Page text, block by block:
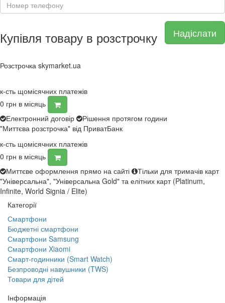
Надіслати
Купівля товару в розстрочку
Розстрочка skymarket.ua
к-сть щомісячних платежів
0 грн в місяць
Електронний договір
Рішення протягом години
"Миттєва розстрочка" від ПриватБанк
к-сть щомісячних платежів
0 грн в місяць
Миттєве оформлення прямо на сайті
Тільки для тримачів карт
"Універсальна", "Універсальна Gold" та елітних карт (Platinum,
Infinite, World Signia / Elite)
Категорії
Смартфони
Бюджетні смартфони
Смартфони Samsung
Смартфони Xiaomi
Смарт-годинники (Smart Watch)
Безпроводні навушники (TWS)
Товари для дітей
Інформація